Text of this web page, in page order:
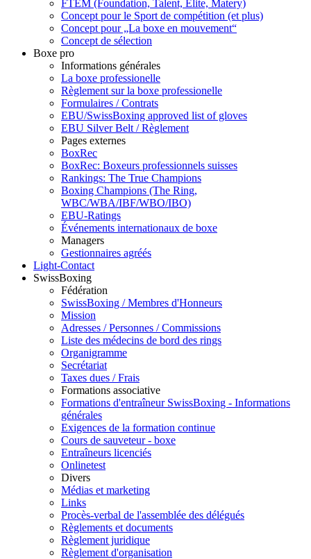
FTEM (Foundation, Talent, Elite, Matery)
Concept pour le Sport de compétition (et plus)
Concept pour „La boxe en mouvement“
Concept de sélection
Boxe pro
Informations générales
La boxe professionelle
Règlement sur la boxe professionelle
Formulaires / Contrats
EBU/SwissBoxing approved list of gloves
EBU Silver Belt / Règlement
Pages externes
BoxRec
BoxRec: Boxeurs professionnels suisses
Rankings: The True Champions
Boxing Champions (The Ring,
WBC/WBA/IBF/WBO/IBO)
EBU-Ratings
Événements internationaux de boxe
Managers
Gestionnaires agréés
Light-Contact
SwissBoxing
Fédération
SwissBoxing / Membres d'Honneurs
Mission
Adresses / Personnes / Commissions
Liste des médecins de bord des rings
Organigramme
Secrétariat
Taxes dues / Frais
Formations associative
Formations d'entraîneur SwissBoxing - Informations
générales
Exigences de la formation continue
Cours de sauveteur - boxe
Entraîneurs licenciés
Onlinetest
Divers
Médias et marketing
Links
Procès-verbal de l'assemblée des délégués
Règlements et documents
Règlement juridique
Règlement d'organisation